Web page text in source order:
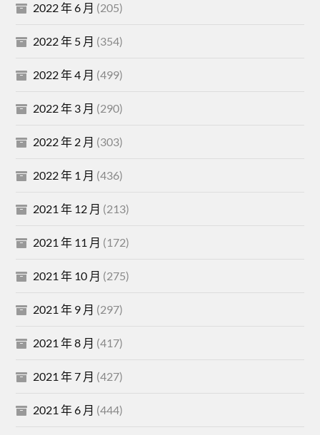
2022 年 6 月 (205)
2022 年 5 月 (354)
2022 年 4 月 (499)
2022 年 3 月 (290)
2022 年 2 月 (303)
2022 年 1 月 (436)
2021 年 12 月 (213)
2021 年 11 月 (172)
2021 年 10 月 (275)
2021 年 9 月 (297)
2021 年 8 月 (417)
2021 年 7 月 (427)
2021 年 6 月 (444)